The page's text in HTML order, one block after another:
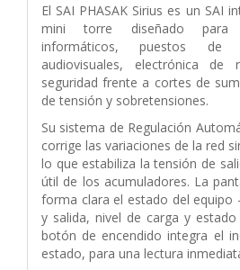
El SAI PHASAK Sirius es un SAI
mini torre diseñado para
informáticos, puestos de
audiovisuales, electrónica
seguridad frente a cortes de
de tensión y sobretensiones.
Su sistema de Regulación
corrige las variaciones de la red
lo que estabiliza la tensión de
útil de los acumuladores. La
forma clara el estado del
y salida, nivel de carga y
botón de encendido integra el
estado, para una lectura